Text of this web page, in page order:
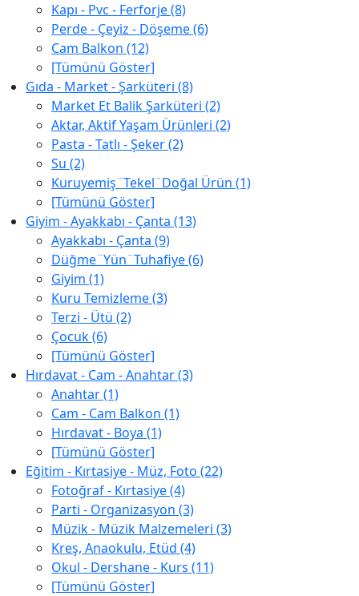
Kapı - Pvc - Ferforje (8)
Perde - Çeyiz - Döşeme (6)
Cam Balkon (12)
[Tümünü Göster]
Gıda - Market - Şarküteri (8)
Market Et Balik Şarküteri (2)
Aktar, Aktif Yaşam Ürünleri (2)
Pasta - Tatlı - Şeker (2)
Su (2)
Kuruyemiş¨Tekel¨Doğal Ürün (1)
[Tümünü Göster]
Giyim - Ayakkabı - Çanta (13)
Ayakkabı - Çanta (9)
Düğme¨Yün¨Tuhafiye (6)
Giyim (1)
Kuru Temizleme (3)
Terzi - Ütü (2)
Çocuk (6)
[Tümünü Göster]
Hırdavat - Cam - Anahtar (3)
Anahtar (1)
Cam - Cam Balkon (1)
Hırdavat - Boya (1)
[Tümünü Göster]
Eğitim - Kırtasiye - Müz, Foto (22)
Fotoğraf - Kırtasiye (4)
Parti - Organizasyon (3)
Müzik - Müzik Malzemeleri (3)
Kreş, Anaokulu, Etüd (4)
Okul - Dershane - Kurs (11)
[Tümünü Göster]